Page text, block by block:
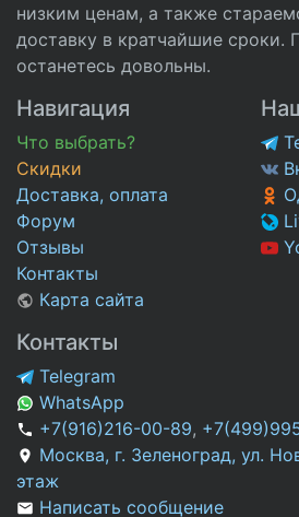
низким ценам, а также
доставку в кратчайшие сроки.
останетесь довольны.
Навигация
Что выбрать?
Скидки
Доставка, оплата
Форум
Отзывы
Контакты
Карта сайта
Контакты
Telegram
WhatsApp
+7(916)216-00-89,
Москва, г. Зеленоград, ул.
этаж
Написать сообщение